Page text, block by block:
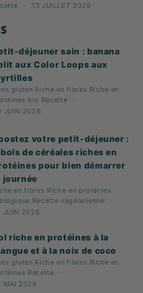
13 JUILLET 2026
déjeuner sain : banana
aux Color Loops aux
gluten Riche en fibres Riche en
bio Recette
JUIN 2026
votre petit-déjeuner :
de céréales riches en
pour bien démarrer
journée
en fibres Riche en protéines
Recette végétalienne
JUIN 2026
riche en protéines à la
et à la noix de coco
gluten Riche en fibres Riche en
Recette
MAI 2026